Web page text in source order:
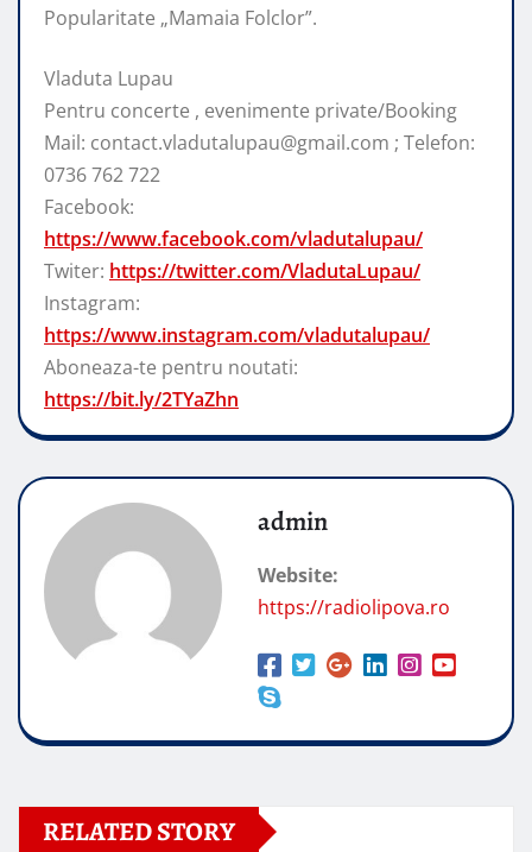
Popularitate „Mamaia Folclor”.
Vladuta Lupau
Pentru concerte , evenimente private/Booking
Mail: contact.vladutalupau@gmail.com ; Telefon:
0736 762 722
Facebook:
https://www.facebook.com/vladutalupau/
Twiter: https://twitter.com/VladutaLupau/
Instagram:
https://www.instagram.com/vladutalupau/
Aboneaza-te pentru noutati:
https://bit.ly/2TYaZhn
admin
Website:
https://radiolipova.ro
RELATED STORY